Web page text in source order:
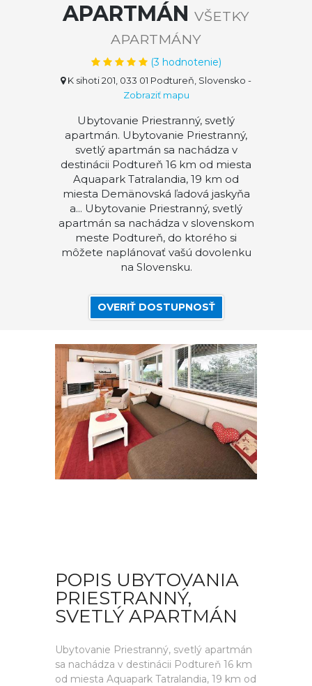
APARTMÁN VŠETKY
APARTMÁNY
(3 hodnotenie)
K sihoti 201, 033 01 Podtureň, Slovensko -
Zobraziť mapu
Ubytovanie Priestranný, svetlý
apartmán. Ubytovanie Priestranný,
svetlý apartmán sa nachádza v
destinácii Podtureň 16 km od miesta
Aquapark Tatralandia, 19 km od
miesta Demänovská ľadová jaskyňa
a... Ubytovanie Priestranný, svetlý
apartmán sa nachádza v slovenskom
meste Podtureň, do ktorého si
môžete naplánovať vašú dovolenku
na Slovensku.
OVERIŤ DOSTUPNOSŤ
POPIS UBYTOVANIA
PRIESTRANNÝ,
SVETLÝ APARTMÁN
Ubytovanie Priestranný, svetlý apartmán
sa nachádza v destinácii Podtureň 16 km
od miesta Aquapark Tatralandia, 19 km od